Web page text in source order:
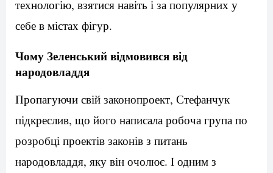
технологію, взятися навіть і за популярних у
себе в містах фігур.
Чому Зеленський відмовився від
народовладдя
Пропагуючи свій законопроект, Стефанчук
підкреслив, що його написала робоча група по
розробці проектів законів з питань
народовладдя, яку він очолює. І одним з